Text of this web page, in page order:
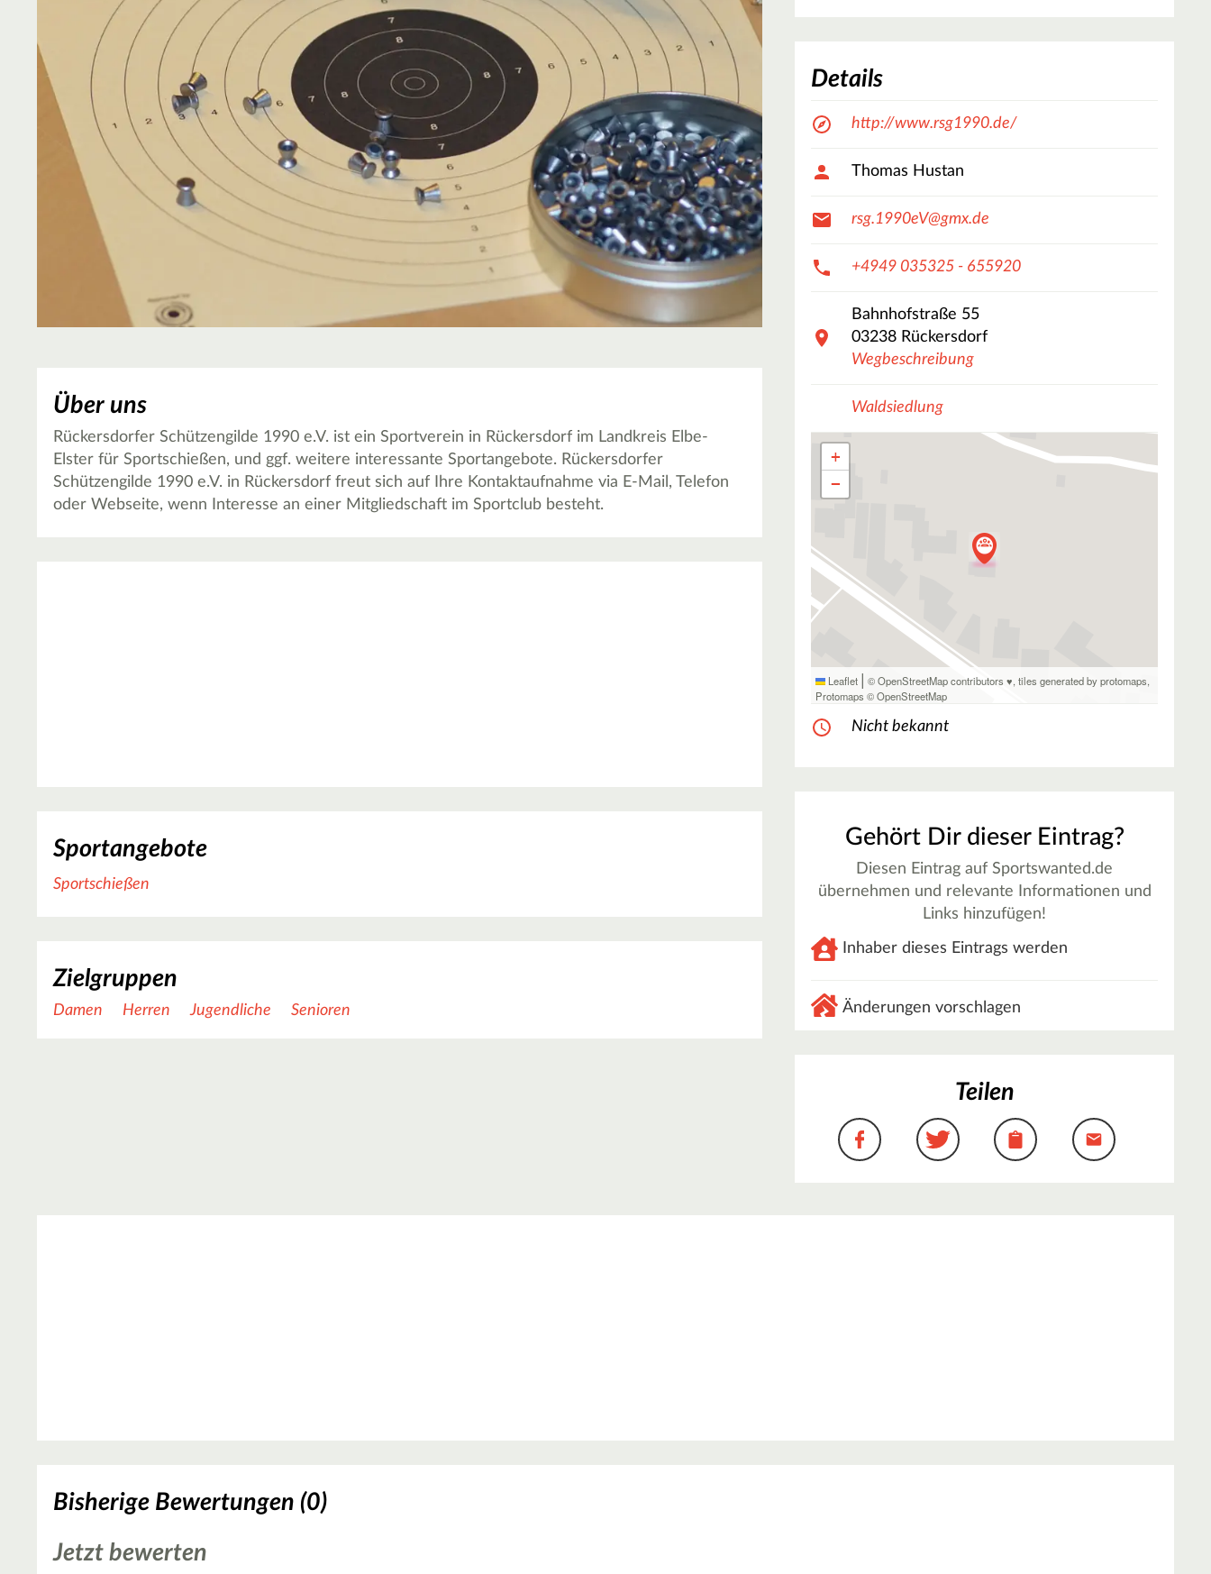
Über uns
Rückersdorfer Schützengilde 1990 e.V. ist ein Sportverein in Rückersdorf im Landkreis Elbe-
Elster für Sportschießen, und ggf. weitere interessante Sportangebote. Rückersdorfer
Schützengilde 1990 e.V. in Rückersdorf freut sich auf Ihre Kontaktaufnahme via E-Mail, Telefon
oder Webseite, wenn Interesse an einer Mitgliedschaft im Sportclub besteht.
Sportangebote
Sportschießen
Zielgruppen
Damen Herren Jugendliche Senioren
Details
http://www.rsg1990.de/
Thomas Hustan
rsg.1990eV@gmx.de
+4949 035325 - 655920
Bahnhofstraße 55
03238 Rückersdorf
Wegbeschreibung
Waldsiedlung
+
−
Leaflet | © OpenStreetMap contributors ♥,tiles generated by protomaps,
Protomaps ©OpenStreetMap
Nicht bekannt
Gehört Dir dieser Eintrag?
Diesen Eintrag auf Sportswanted.de
übernehmen und relevante Informationen und
Links hinzufügen!
Inhaber dieses Eintrags werden
Änderungen vorschlagen
Teilen
Bisherige Bewertungen (0)
Jetzt bewerten